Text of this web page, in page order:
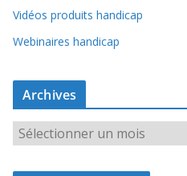
Vidéos produits handicap
Webinaires handicap
Archives
r
c